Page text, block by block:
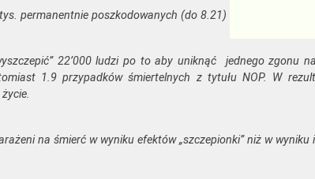
permanentnie poszkodowanych (do 8.21)
22’000 ludzi po to aby uniknąć jednego zgonu
1.9 przypadków śmiertelnych z tytułu NOP. W
na śmierć w wyniku efektów „szczepionki” niż w wyniku